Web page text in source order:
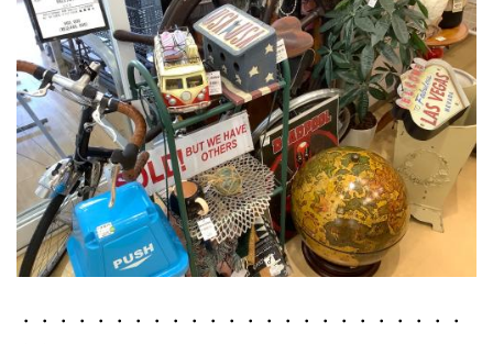
・・・・・・・・・・・・・・・・・・・・・・・・